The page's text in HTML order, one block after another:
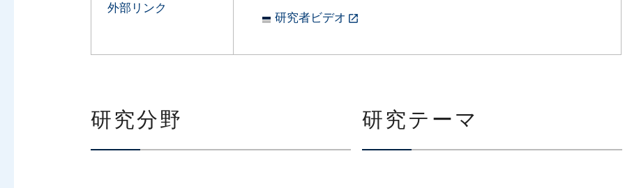
外部リンク
研究者ビデオ
研究分野 研究テーマ